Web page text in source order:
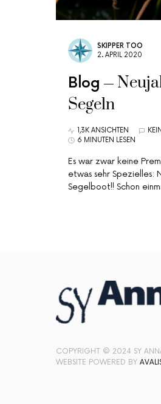
SKIPPER TOO
2. APRIL 2020
Blog
Segeln
1,3K ANSICHTEN
6 MINUTEN LESEN
Es war zwar keine
etwas sehr Spezielles:
Segelboot!! Schon
COPYRIGHT © 2024 SY
WEBSITE POWERED BY